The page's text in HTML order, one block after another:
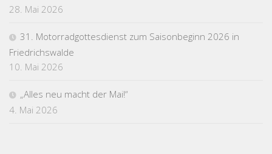
28. Mai 2026
31. Motorradgottesdienst zum Saisonbeginn 2026 in
Friedrichswalde
10. Mai 2026
„Alles neu macht der Mai!“
4. Mai 2026